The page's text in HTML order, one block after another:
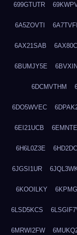
699GTUTR
6A5ZOVTI
6AX21SAB
6BUMJY5E
6DCMVTHM
6DO5WVEC
6EI21UCB
6H6L0Z3E
6JGSI1UR
6KOOILKY
6LSD5KCS
6MRWI2FW